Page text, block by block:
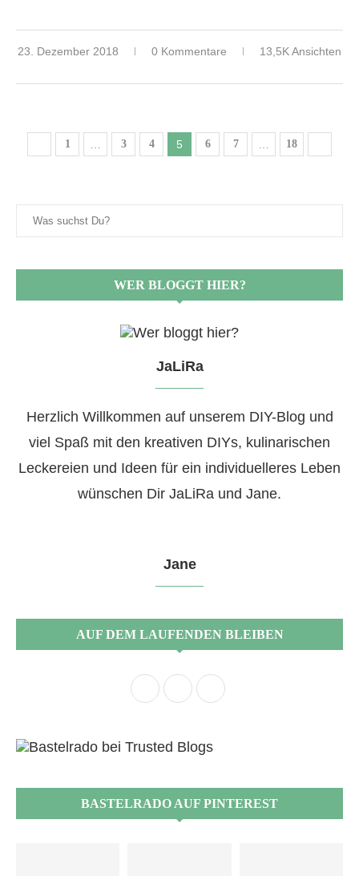
23. Dezember 2018 0 Kommentare 13,5K Ansichten
1 3 4 5 6 7 18
WER BLOGGT HIER?
JaLiRa
Herzlich Willkommen auf unserem DIY-Blog und
viel Spaß mit den kreativen DIYs, kulinarischen
Leckereien und Ideen für ein individuelleres Leben
wünschen Dir JaLiRa und Jane.
Jane
AUF DEM LAUFENDEN BLEIBEN
BASTELRADO AUF PINTEREST